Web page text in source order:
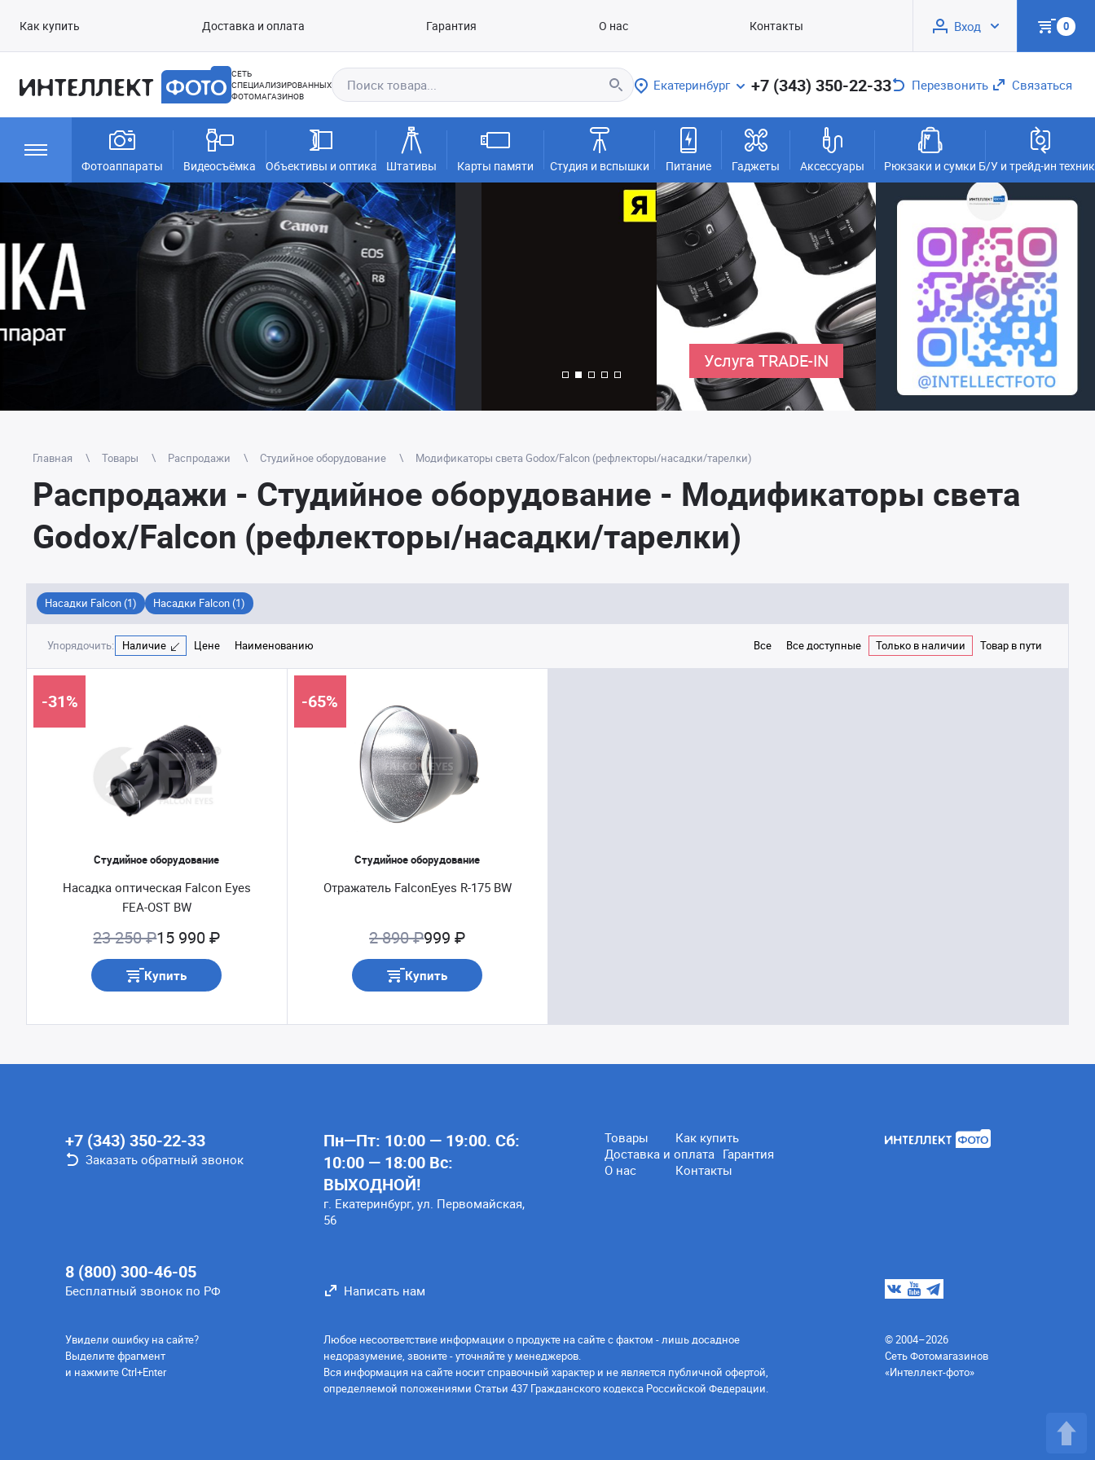
Как купить Доставка и оплата Гарантия О нас Контакты Вход 0
СЕТЬ
СПЕЦИАЛИЗИРОВАННЫХ
ФОТОМАГАЗИНОВ
Екатеринбург +7 (343) 350-22-33 Перезвонить Связаться
Фотоаппараты Видеосъёмка Объективы и оптика Штативы Карты памяти Студия и вспышки Питание Гаджеты Аксессуары Рюкзаки и сумки Б/У и трейд-ин
Услуга TRADE-IN
Главная Товары Распродажи Студийное оборудование Модификаторы света Godox/Falcon (рефлекторы/насадки/тарелки)
Распродажи - Студийное оборудование - Модификаторы света
Godox/Falcon (рефлекторы/насадки/тарелки)
Насадки Falcon (1) Насадки Falcon (1)
Упорядочить: Наличие Цене Наименованию Все Все доступные Только в наличии Товар в пути
Студийное оборудование
Насадка оптическая Falcon Eyes
FEA-OST BW
-31%
23 250 ₽15 990 ₽
Купить
Студийное оборудование
Отражатель FalconEyes R-175 BW
-65%
2 890 ₽999 ₽
Купить
+7 (343) 350-22-33
Заказать обратный звонок
8 (800) 300-46-05
Бесплатный звонок по РФ
Пн—Пт: 10:00 — 19:00. Сб:
10:00 — 18:00 Вс:
ВЫХОДНОЙ!
г. Екатеринбург, ул. Первомайская,
56
Товары
Как купить
Доставка и оплата Гарантия
О нас
Контакты
Написать нам
Увидели ошибку на сайте?
Выделите фрагмент
и нажмите Ctrl+Enter
Любое несоответствие информации о продукте на сайте с фактом - лишь досадное
недоразумение, звоните - уточняйте у менеджеров.
Вся информация на сайте носит справочный характер и не является публичной офертой,
определяемой положениями Статьи 437 Гражданского кодекса Российской Федерации.
© 2004–2026
Сеть Фотомагазинов
«Интеллект-фото»